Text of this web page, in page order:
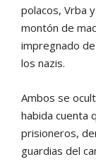
polacos, Vrba
montón de
impregnado
los nazis.
Ambos se
habida cuenta
prisioneros,
guardias del